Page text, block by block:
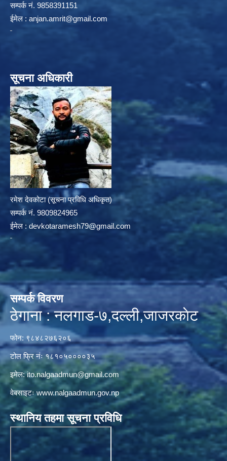
सम्पर्क न‌ं. 9858391151
ईमेल : anjan.amrit@gmail.com
सूचना अधिकारी
रमेश देवकोटा (सूचना प्रविधि अधिकृत)
सम्पर्क न‌ं. 9809824965
ईमेल : devkotaramesh79@gmail.com
सम्पर्क विवरण
ठेगाना : नलगाड-७,दल्ली,जाजरकाेट
फोन: ९८४८२७६२०६
टोल फ्रि नंः १८१०५००००३५
इमेल:ito.nalgaadmun@gmail.com
वेबसाइटःwww.nalgaadmun.gov.np
स्थानिय तहमा सूचना प्रविधि